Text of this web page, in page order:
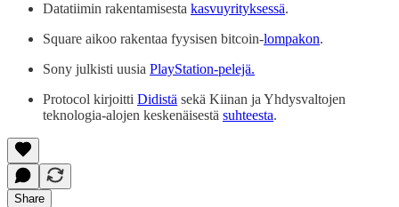
Datatiimin rakentamisesta kasvuyrityksessä.
Square aikoo rakentaa fyysisen bitcoin-lompakon.
Sony julkisti uusia PlayStation-pelejä.
Protocol kirjoitti Didistä sekä Kiinan ja Yhdysvaltojen
teknologia-alojen keskenäisestä suhteesta.
Share